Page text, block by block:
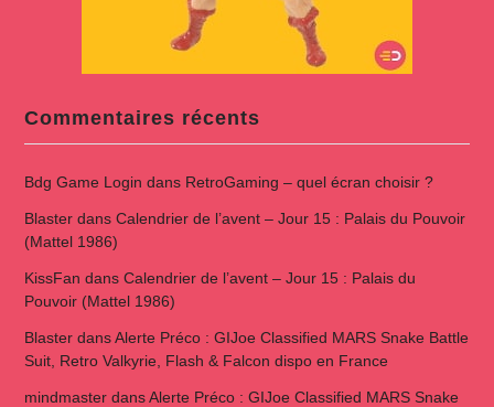
Commentaires récents
Bdg Game Login dans RetroGaming – quel écran choisir ?
Blasterdans Calendrier de l’avent – Jour 15 : Palais du Pouvoir
(Mattel 1986)
KissFan dans Calendrier de l’avent – Jour 15 : Palais du
Pouvoir (Mattel 1986)
BlasterdansAlerte Préco : GIJoe Classified MARS Snake Battle
Suit, Retro Valkyrie, Flash & Falcon dispo en France
mindmasterdansAlerte Préco : GIJoe Classified MARS Snake